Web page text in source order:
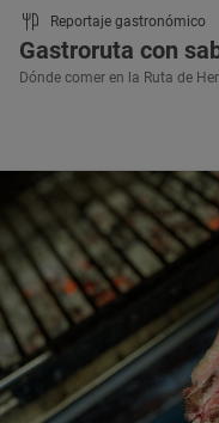
Reportaje gastronómico
Gastroruta con
Dónde comer en la Ruta de